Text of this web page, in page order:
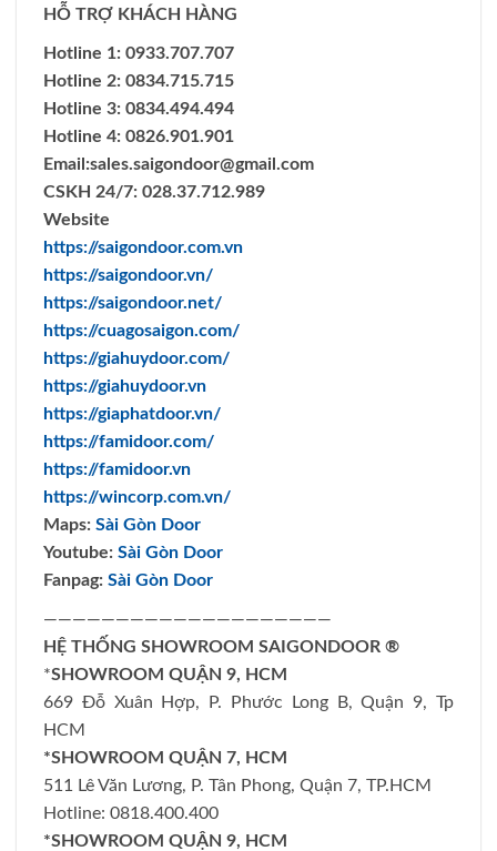
HỖ TRỢ KHÁCH HÀNG
Hotline 1: 0933.707.707
Hotline 2: 0834.715.715
Hotline 3: 0834.494.494
Hotline 4: 0826.901.901
Email:sales.saigondoor@gmail.com
CSKH 24/7: 028.37.712.989
Website
https://saigondoor.com.vn
https://saigondoor.vn/
https://saigondoor.net/
https://cuagosaigon.com/
https://giahuydoor.com/
https://giahuydoor.vn
https://giaphatdoor.vn/
https://famidoor.com/
https://famidoor.vn
https://wincorp.com.vn/
Maps: Sài Gòn Door
Youtube: Sài Gòn Door
Fanpag: Sài Gòn Door
————————————————————
HỆ THỐNG SHOWROOM SAIGONDOOR ®
*SHOWROOM QUẬN 9, HCM
669 Đỗ Xuân Hợp, P. Phước Long B, Quận 9, Tp
HCM
*SHOWROOM QUẬN 7, HCM
511 Lê Văn Lương, P. Tân Phong, Quận 7, TP.HCM
Hotline: 0818.400.400
*SHOWROOM QUẬN 9, HCM